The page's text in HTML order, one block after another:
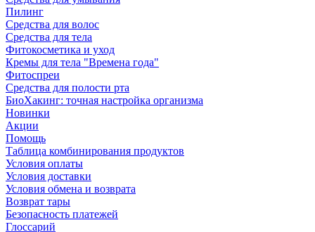
Пилинг
Средства для волос
Средства для тела
Фитокосметика и уход
Кремы для тела "Времена года"
Фитоспреи
Средства для полости рта
БиоХакинг: точная настройка организма
Новинки
Акции
Помощь
Таблица комбинирования продуктов
Условия оплаты
Условия доставки
Условия обмена и возврата
Возврат тары
Безопасность платежей
Глоссарий